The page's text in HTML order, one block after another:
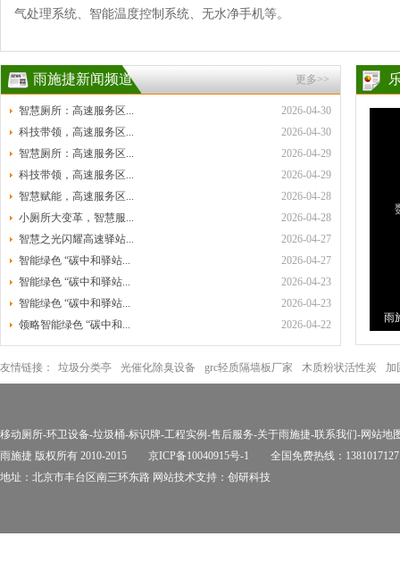
气处理系统、智能温度控制系统、无水净手机等。
更多>>
雨施捷新闻频道
2026-04-30
智慧厕所：高速服务区...
2026-04-30
科技带领，高速服务区...
2026-04-29
智慧厕所：高速服务区...
2026-04-29
科技带领，高速服务区...
2026-04-28
智慧赋能，高速服务区...
2026-04-28
小厕所大变革，智慧服...
2026-04-27
智慧之光闪耀高速驿站...
2026-04-27
智能绿色 “碳中和驿站...
2026-04-23
智能绿色 “碳中和驿站...
2026-04-23
智能绿色 “碳中和驿站...
2026-04-22
领略智能绿色 “碳中和...
雨
环
友情链接：
垃圾分类亭 光催化除臭设备 grc轻质隔墙板厂家 木质粉状活性炭 加
移动厕所-环卫设备-垃圾桶-标识牌-工程实例-售后服务-关于雨施捷-联系我们-网站地
雨施捷 版权所有 2010-2015 京ICP备10040915号-1
全国免费热线：
地址：北京市丰台区南三环东路 网站技术支持： 创研科技